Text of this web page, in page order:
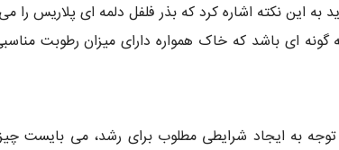
این نکته اشاره کرد که بذر فلفل دلمه ای پلاریس را
ای باشد که خاک همواره دارای میزان رطوبت